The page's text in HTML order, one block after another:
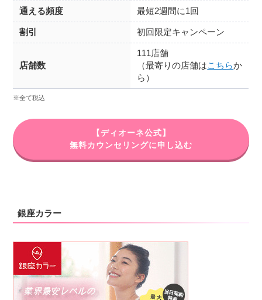
通える頻度 最短2週間に1回
割引 初回限定キャンペーン
店舗数
111店舗
（最寄りの店舗はこちらか
ら）
※全て税込
【ディオーネ公式】
無料カウンセリングに申し込む
銀座カラー